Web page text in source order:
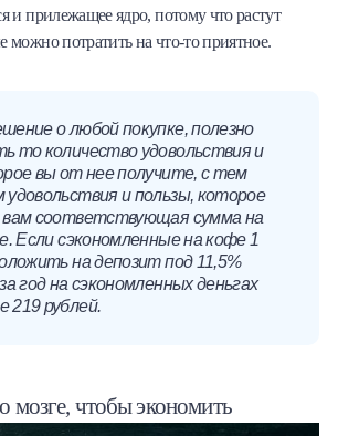
и прилежащее ядро, потому что растут
можно потратить на что-то приятное.
о любой покупке, полезно
то количество удовольствия и
вы от нее получите, с тем
удовольствия и пользы, которое
вам соответствующая сумма на
Если сэкономленные на кофе 1
на депозит под 11,5%
год на сэкономленных деньгах
219 рублей.
мозге, чтобы экономить